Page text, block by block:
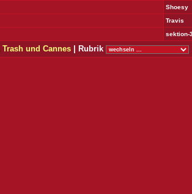
Shoesy
Travis
sektion-
Trash und Cannes | Rubrik